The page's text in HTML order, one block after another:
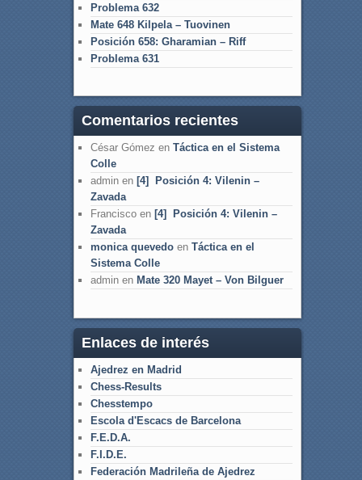
Problema 632
Mate 648 Kilpela – Tuovinen
Posición 658: Gharamian – Riff
Problema 631
Comentarios recientes
César Gómez en Táctica en el Sistema
Colle
adminen [4] Posición 4: Vilenin –
Zavada
Franciscoen [4] Posición 4: Vilenin –
Zavada
monica quevedoen Táctica en el
Sistema Colle
adminen Mate 320 Mayet – Von Bilguer
Enlaces de interés
Ajedrez en Madrid
Chess-Results
Chesstempo
Escola d'Escacs de Barcelona
F.E.D.A.
F.I.D.E.
Federación Madrileña de Ajedrez